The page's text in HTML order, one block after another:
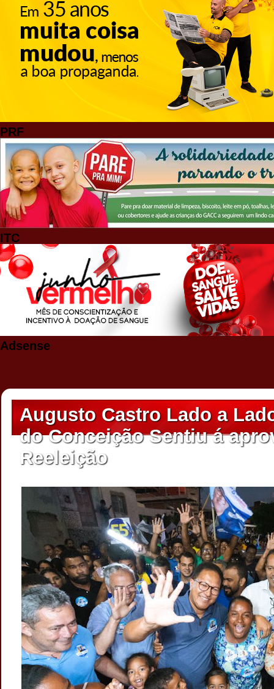
PRF
ITC
Adsense
Augusto Castro Lado a
do Conceição Sentiu á
Reeleição